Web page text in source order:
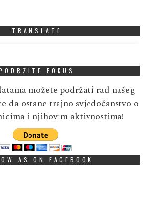
TRANSLATE
FOKUS
možete podržati rad našeg
da ostane trajno svjedočanstvo o
i njihovim aktivnostima!
AS ON FACEBOOK